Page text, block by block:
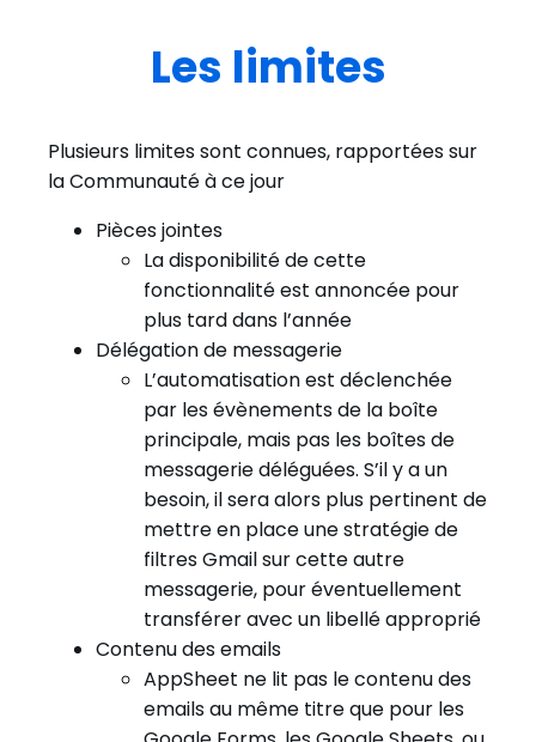
Les limites
Plusieurs limites sont connues, rapportées sur
la Communauté à ce jour
Pièces jointes
La disponibilité de cette
fonctionnalité est annoncée pour
plus tard dans l’année
Délégation de messagerie
L’automatisation est déclenchée
par les évènements de la boîte
principale, mais pas les boîtes de
messagerie déléguées. S’il y a un
besoin, il sera alors plus pertinent de
mettre en place une stratégie de
filtres Gmail sur cette autre
messagerie, pour éventuellement
transférer avec un libellé approprié
Contenu des emails
AppSheet ne lit pas le contenu des
emails au même titre que pour les